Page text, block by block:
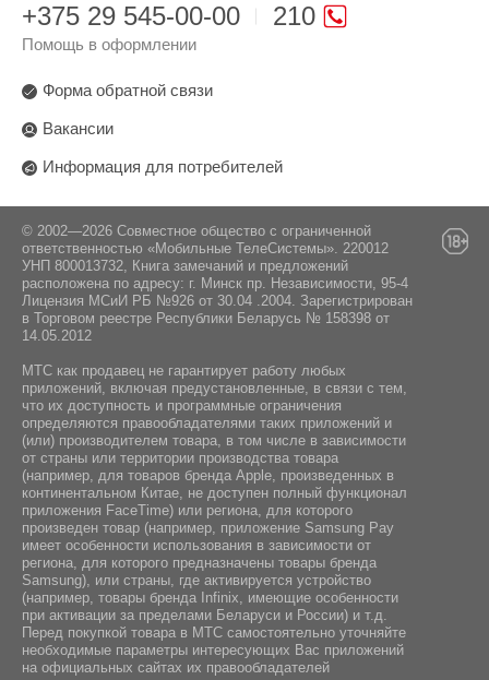
Гарантия:
Производитель:
241, No. 59, Shatai Highway, Tianhe District,
Guangzhou, Guangdong, Китай
ООО "ДиДиТи", 220053 г. Минск ул.
М.В., 220089, г. Минск, пр-т Дзержинского, дом
19, квартира 286
210
+375 29 545-00-00
Помощь в оформлении
Форма обратной связи
Вакансии
Информация для потребителей
© 2002—2026 Совместное общество с ограниченной
ответственностью «Мобильные ТелеСистемы». 220012
УНП 800013732, Книга замечаний и предложений
расположена по адресу: г. Минск пр. Независимости, 95-4
Лицензия МСиИ РБ №926 от 30.04 .2004. Зарегистрирован
в Торговом реестре Республики Беларусь № 158398 от
14.05.2012
МТС как продавец не гарантирует работу любых
приложений, включая предустановленные, в связи с тем,
что их доступность и программные ограничения
определяются правообладателями таких приложений и
(или) производителем товара, в том числе в зависимости
от страны или территории производства товара
(например, для товаров бренда Apple, произведенных в
континентальном Китае, не доступен полный функционал
приложения FaceTime) или региона, для которого
произведен товар (например, приложение Samsung Pay
имеет особенности использования в зависимости от
региона, для которого предназначены товары бренда
Samsung), или страны, где активируется устройство
(например, товары бренда Infiniх, имеющие особенности
при активации за пределами Беларуси и России) и т.д.
Перед покупкой товара в МТС самостоятельно уточняйте
необходимые параметры интересующих Вас приложений
на официальных сайтах их правообладателей